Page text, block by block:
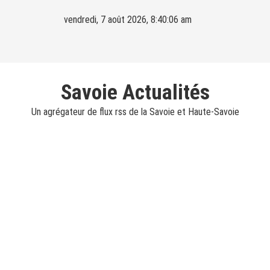
vendredi, 7 août 2026, 8:40:07 am
Savoie Actualités
Un agrégateur de flux rss de la Savoie et Haute-Savoie